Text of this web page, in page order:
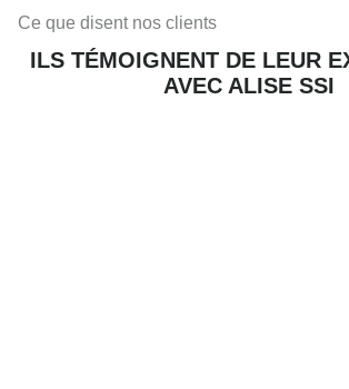
Ce que disent nos clients
ILS TÉMOIGNENT DE LEUR
AVEC ALISE SSI